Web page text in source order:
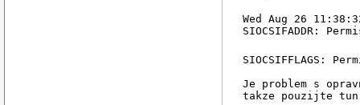
Wed Aug 26
SIOCSIFFLAGS:
Je problem s
takze pouzijte